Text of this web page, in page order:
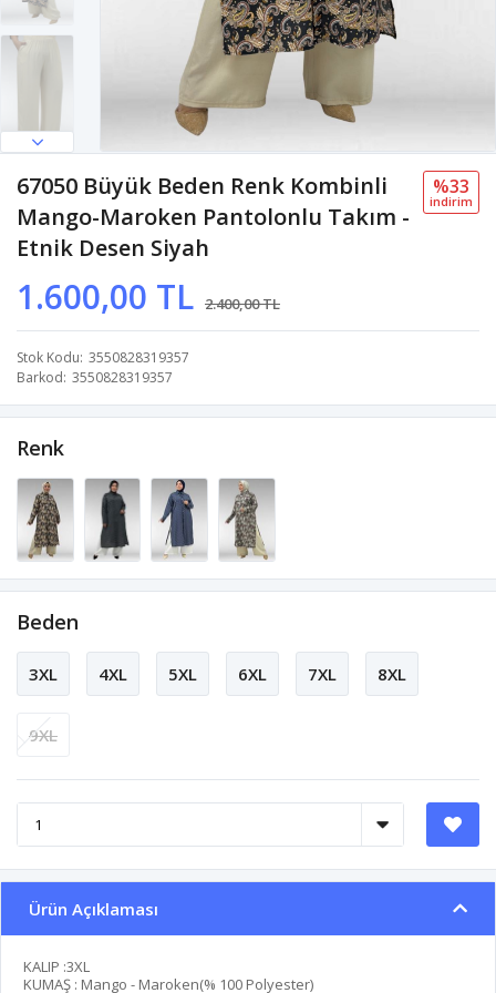
67050 Büyük Beden Renk Kombinli
Mango-Maroken Pantolonlu Takım -
Etnik Desen Siyah
1.600,00 TL 2.400,00 TL
%33
i̇ndi̇ri̇m
Stok Kodu 3550828319357
Barkod 3550828319357
Renk
Beden
3XL 4XL 5XL 6XL 7XL 8XL
9XL
Ürün Açıklaması
KALIP :3XL
KUMAŞ : Mango - Maroken(% 100 Polyester)